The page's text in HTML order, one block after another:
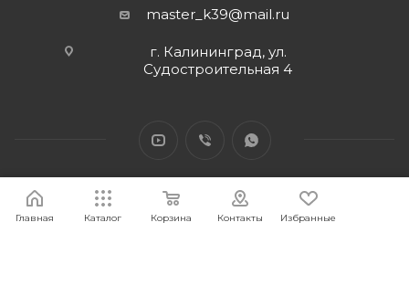
master_k39@mail.ru
г. Калининград, ул.
Судостроительная 4
Главная Каталог Корзина Контакты Избранные